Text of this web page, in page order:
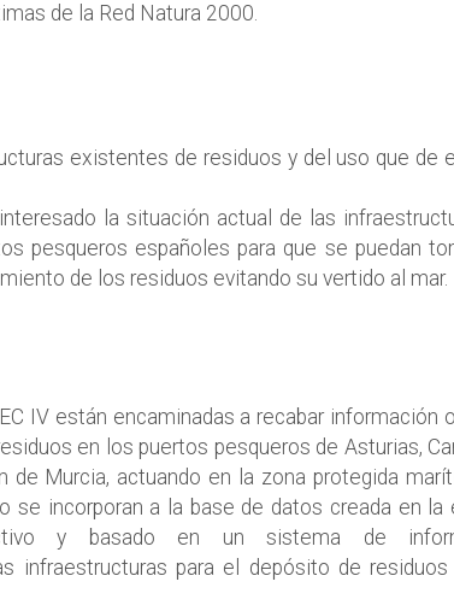
de la Red Natura 2000.
existentes de residuos y del uso que de
la situación actual de las
pesqueros españoles para que se puedan
de los residuos evitando su vertido al mar.
IV están encaminadas a recabar información
en los puertos pesqueros de Asturias,
de Murcia, actuando en la zona protegida
se incorporan a la base de datos creada en la
y basado en un sistema de
infraestructuras para el depósito de